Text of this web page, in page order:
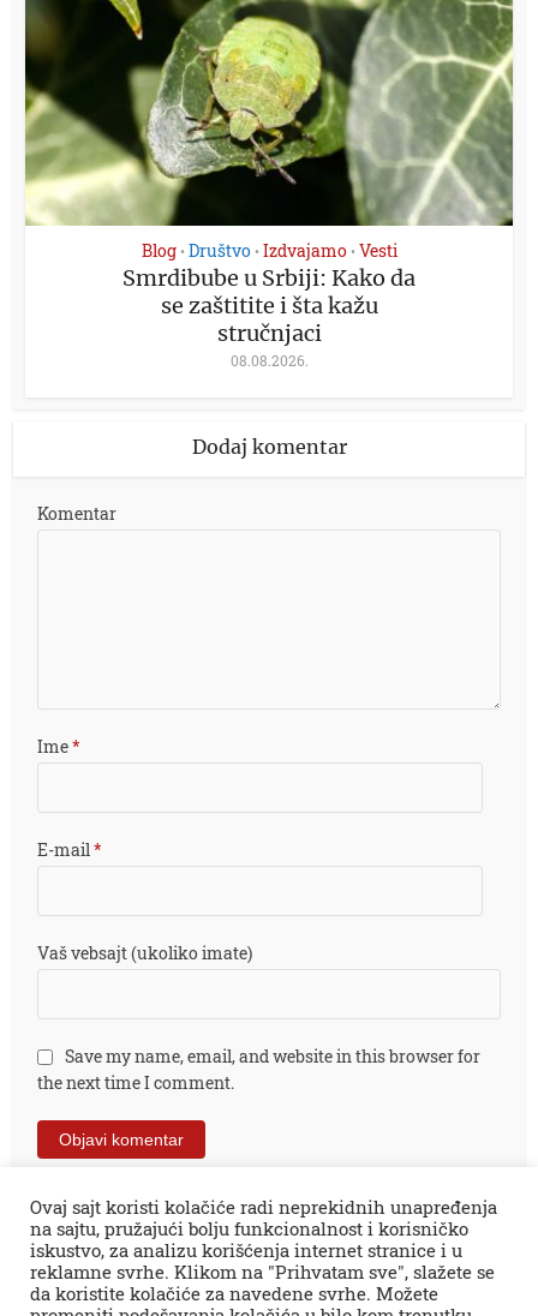
Blog • Društvo • Izdvajamo • Vesti
Smrdibube u Srbiji: Kako da
se zaštitite i šta kažu
stručnjaci
08.08.2026.
Dodaj komentar
Komentar
Ime*
E-mail*
Vaš vebsajt (ukoliko imate)
Save my name, email, and website in this browser for
the next time I comment.
Ovaj sajt koristi kolačiće radi neprekidnih unapređenja
na sajtu, pružajući bolju funkcionalnost i korisničko
iskustvo, za analizu korišćenja internet stranice i u
reklamne svrhe. Klikom na "Prihvatam sve", slažete se
da koristite kolačiće za navedene svrhe. Možete